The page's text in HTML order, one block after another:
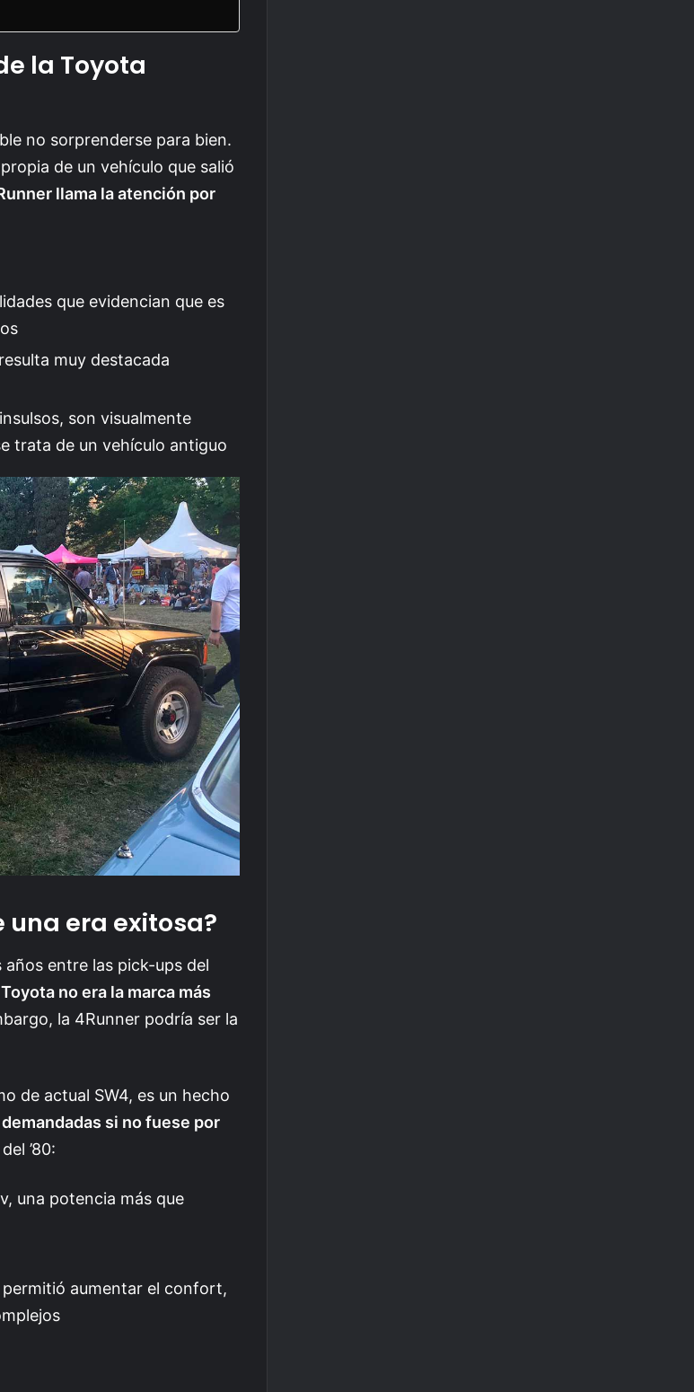
la Toyota
no sorprenderse para bien.
de un vehículo que salió
llama la atención por
que evidencian que es
muy destacada
son visualmente
trata de un vehículo antiguo
una era exitosa?
años entre las pick-ups del
Toyota no era la marca más
la 4Runner podría ser la
de actual SW4, es un hecho
si no fuese por
’80:
una potencia más que
permitió aumentar el confort,